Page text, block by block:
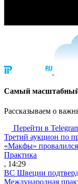
Cамый
Рассказываем о
Перейти в
Третий аукцион по
«Макфы» провалился
Практика
, 14:29
ВС Швеции
Международная